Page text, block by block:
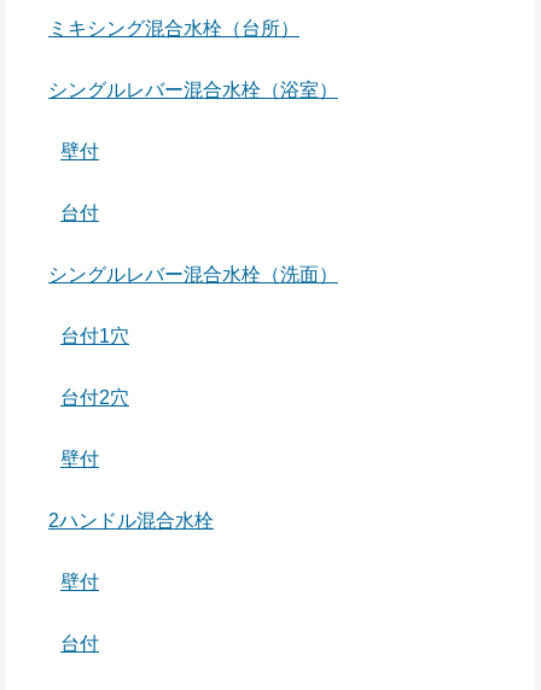
ミキシング混合水栓（台所）
シングルレバー混合水栓（浴室）
壁付
台付
シングルレバー混合水栓（洗面）
台付1穴
台付2穴
壁付
2ハンドル混合水栓
壁付
台付